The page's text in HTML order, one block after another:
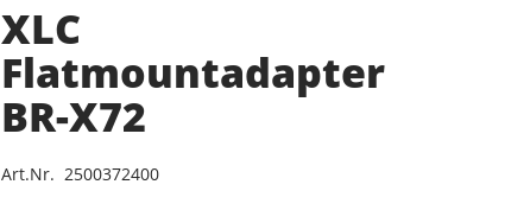
XLC
Flatmountadapter
BR-X72
Art.Nr. 2500372400